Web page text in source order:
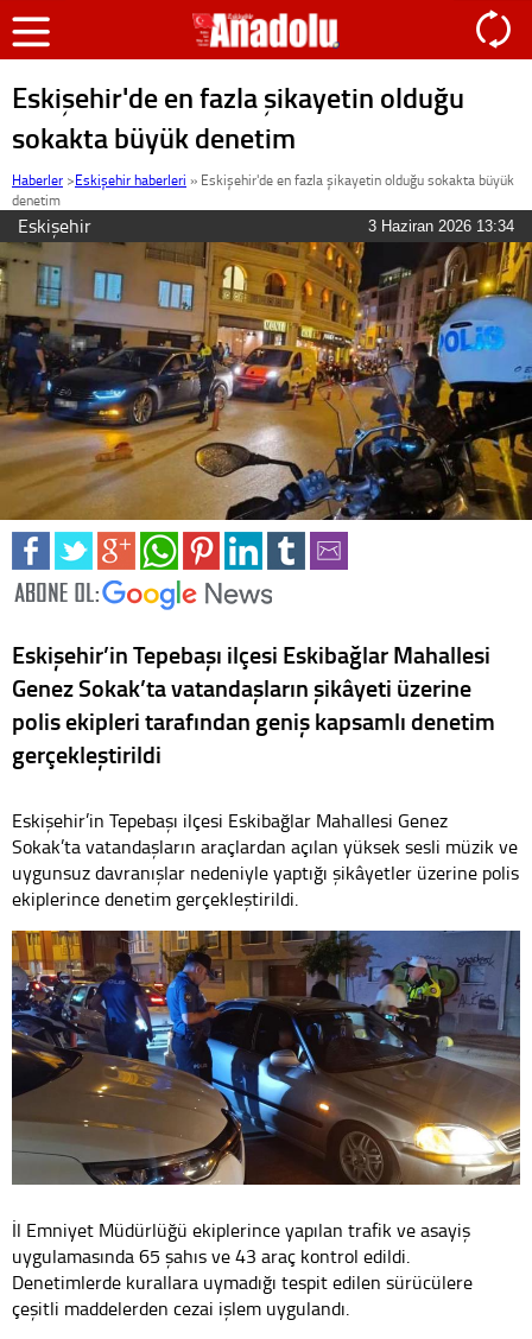
Eskişehir'de en fazla şikayetin olduğu
sokakta büyük denetim
Haberler >Eskişehir haberleri » Eskişehir'de en fazla şikayetin olduğu sokakta büyük
denetim
Eskişehir 3 Haziran 2026 13:34
Eskişehir’in Tepebaşı ilçesi Eskibağlar Mahallesi
Genez Sokak’ta vatandaşların şikâyeti üzerine
polis ekipleri tarafından geniş kapsamlı denetim
gerçekleştirildi
Eskişehir’in Tepebaşı ilçesi Eskibağlar Mahallesi Genez
Sokak’ta vatandaşların araçlardan açılan yüksek sesli müzik ve
uygunsuz davranışlar nedeniyle yaptığı şikâyetler üzerine polis
ekiplerince denetim gerçekleştirildi.
İl Emniyet Müdürlüğü ekiplerince yapılan trafik ve asayiş
uygulamasında 65 şahıs ve 43 araç kontrol edildi.
Denetimlerde kurallara uymadığı tespit edilen sürücülere
çeşitli maddelerden cezai işlem uygulandı.